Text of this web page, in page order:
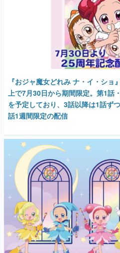
『おジャ魔女どれみ ナ・イ・シ
上で7月30日から期間限定。第1話
を予定しており、3話以降は1話ず
話1週間限定の配信